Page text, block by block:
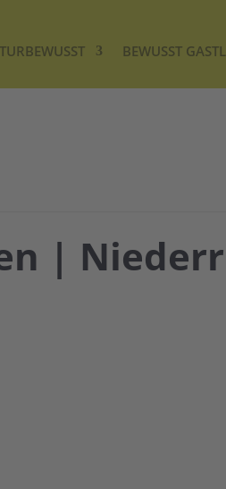
BEWUSST
|